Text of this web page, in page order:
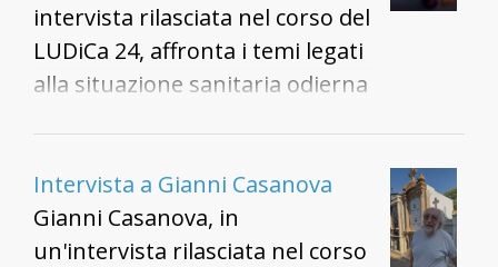
intervista rilasciata nel corso del
LUDiCa 24, affronta i temi legati
alla situazione sanitaria odierna
Ottanta.
Intervista a Gianni Casanova
Gianni Casanova, in
un'intervista rilasciata nel corso